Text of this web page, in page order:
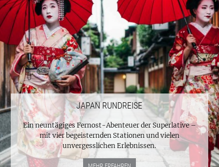
JAPAN RUNDREISE
Ein neuntägiges Fernost-Abenteuer der Superlative –
mit vier begeisternden Stationen und vielen
unvergesslichen Erlebnissen.